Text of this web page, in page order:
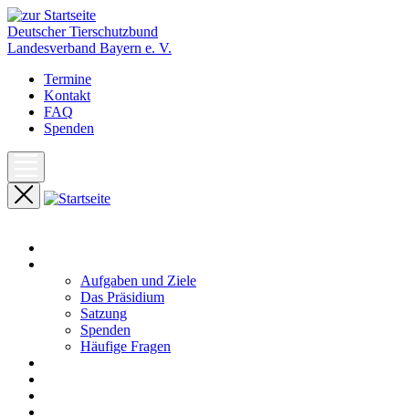
Deutscher Tierschutzbund
Landesverband Bayern e. V.
Termine
Kontakt
FAQ
Spenden
Aufgaben und Ziele
Das Präsidium
Satzung
Spenden
Häufige Fragen